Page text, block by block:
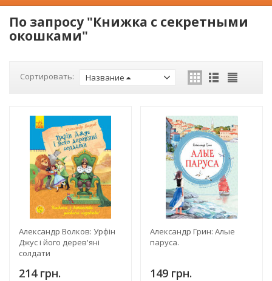
По запросу "Книжка с секретными
окошками"
Сортировать: Название
Александр Волков: Урфін
Джус і його дерев'яні
солдати
214 грн.
Александр Грин: Алые
паруса.
149 грн.